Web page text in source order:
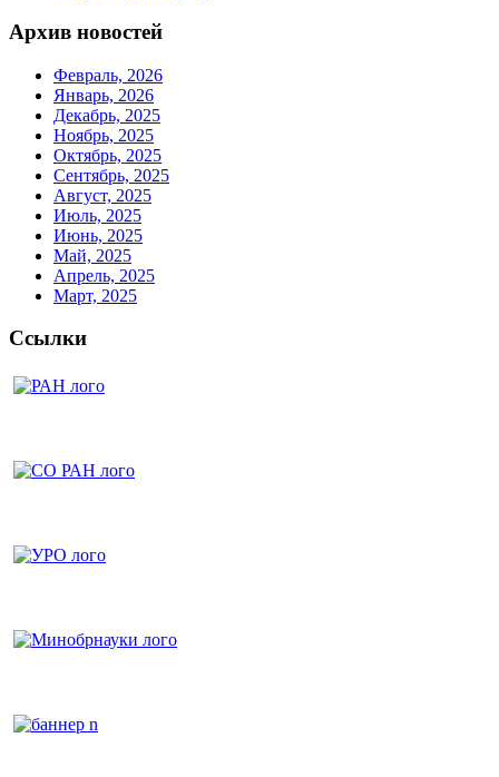
Архив новостей
Февраль, 2026
Январь, 2026
Декабрь, 2025
Ноябрь, 2025
Октябрь, 2025
Сентябрь, 2025
Август, 2025
Июль, 2025
Июнь, 2025
Май, 2025
Апрель, 2025
Март, 2025
Ссылки